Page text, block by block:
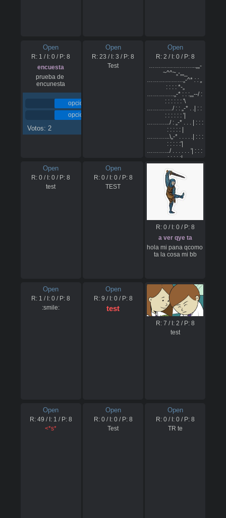
Open
R: 1 / I:0 / P:8
encuesta
prueba de
encunesta
opcion 1
opcion 2
Votos: 2
Open
R: 23 / I: 3 / P: 8
Test
Open
R: 2 / I: 0/ P: 8
…………………...„„-
~^^~„-„„_
………………„-^* : : „
: : : : *-„
…………..„-* : : :„„--/ :
: : : : : : '\
…………./ : : „-* . .| : :
: : : : : : '|
……….../ : „-* . . . | : : :
: : : : : |
………...\„-* . . . . .| : : :
: : : : :'|
……….../ . . . . . . '| : : :
: : : : :|
……..../ . . . . . . . .'\ : : :
: : : : |
……../ . . . . . . . . . .\ : :
: : : : :|
……./ . . . . . . . . . . . '\ :
: : : : /
….../ . . . . . . . . . . . . .
*-„„„„-*'
….'/ . . . . . . . . . . . . . . '|
…/ . . . . . . . ./ . . . . . . .|
../ . . . . . . . .'/ . . . . . . .'|
./ . . . . . . . . / . . . . . . .'|
'/ . . . . . . . . . . . . . . . .'|
'| . . . . . \ . . . . . . . . . .|
| . . . . . . . . . . / .'/ . . .|
| . . . . . . .| . . / ./ ./ . .|
Open
R:0 / I:0 / P:8
test
Open
R: 0/ I: 0/ P: 8
TEST
R: 0/ I: 0/ P: 8
a ver qye ta
hola mi pana qcomo
ta la cosa mi bb
Open
R: 1 / I:0 / P:8
:smile:
Open
R: 9 / I: 0/ P: 8
test
R: 7 / I: 2 / P: 8
test
Open
R: 49 / I: 1 / P: 8
<*s*
Open
R: 0/ I: 0/ P: 8
Test
Open
R: 0/ I: 0/ P: 8
TR te